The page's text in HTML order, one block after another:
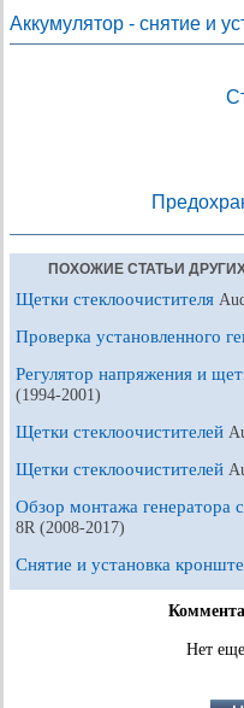
Аккумулятор - снятие и
ПОХОЖИЕ СТАТЬИ
Щетки стеклоочистителя
Проверка установленного
Регулятор напряжения и
(1994-2001)
Щетки стеклоочистителей
Щетки стеклоочистителей
Обзор монтажа генератора
8R (2008-2017)
Снятие и установка
Нет